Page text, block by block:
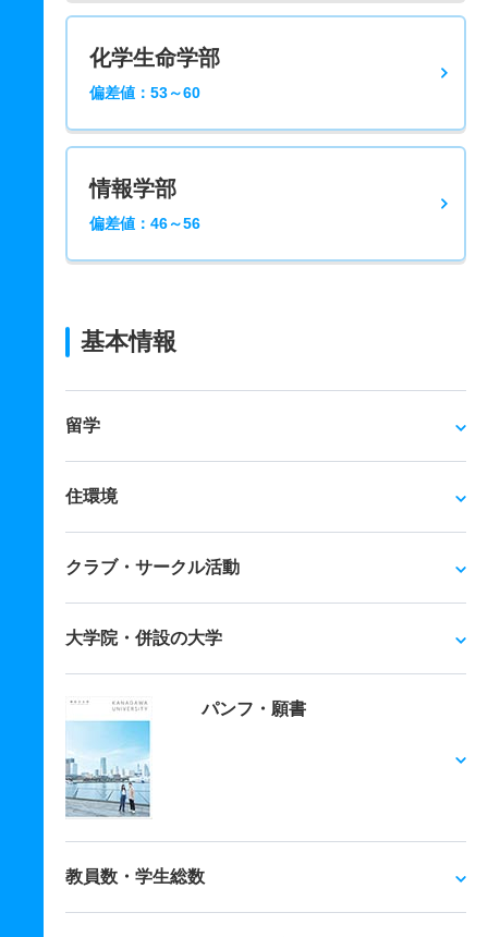
化学生命学部
偏差値：53～60
情報学部
偏差値：46～56
基本情報
留学
住環境
クラブ・サークル活動
大学院・併設の大学
パンフ・願書
教員数・学生総数